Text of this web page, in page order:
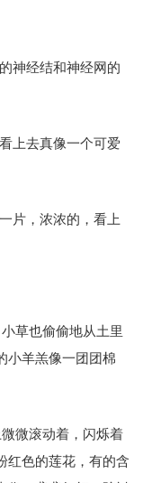
神经结和神经网的
上去真像一个可爱
片，浓浓的，看上
草也偷偷地从土里
小羊羔像一团团棉
微滚动着，闪烁着
红色的莲花，有的含